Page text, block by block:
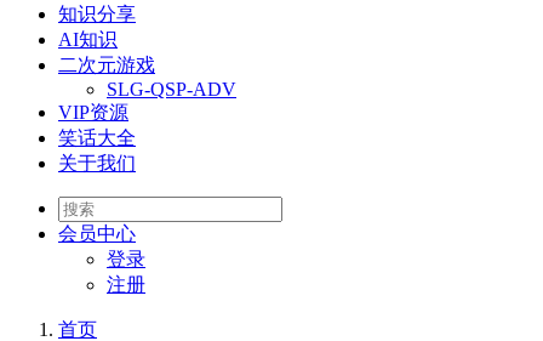
知识分享
AI知识
二次元游戏
SLG-QSP-ADV
VIP资源
笑话大全
关于我们
会员中心
登录
注册
首页